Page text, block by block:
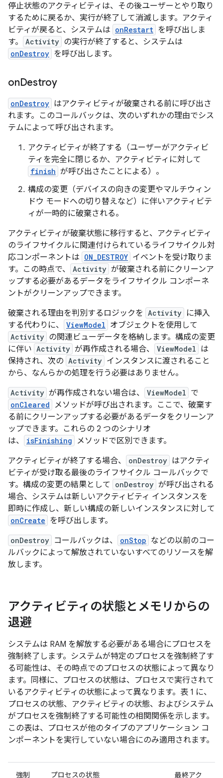
停止状態のアクティビティは、その後ユーザーとやり取り
するために戻るか、実行が終了して消滅します。アクティ
ビティが戻ると、システムは onRestart を呼び出しま
す。
Activity の実行が終了すると、システムは
onDestroy を呼び出します。
onDestroy
onDestroy はアクティビティが破棄される前に呼び出さ
れます。このコールバックは、次のいずれかの理由でシス
テムによって呼び出されます。
アクティビティが終了する（ユーザーがアクティビ
ティを完全に閉じるか、アクティビティに対して
finish が呼び出さたことによる）。
構成の変更（デバイスの向きの変更やマルチウィン
ドウ モードへの切り替えなど）に伴いアクティビテ
ィが一時的に破棄される。
アクティビティが破棄状態に移行すると、アクティビティ
のライフサイクルに関連付けられているライフサイクル対
応コンポーネントは ON_DESTROY イベントを受け取りま
す。この時点で、
Activity が破棄される前にクリーンア
ップする必要があるデータをライフサイクル コンポーネ
ントがクリーンアップできます。
破棄される理由を判別するロジックを Activity に挿入
する代わりに、
ViewModel オブジェクトを使用して
Activity の関連ビューデータを格納します。構成の変更
に伴い Activity が再作成される場合、 ViewModel は
保持され、次の Activity インスタンスに渡されること
から、なんらかの処理を行う必要はありません。
Activity が再作成されない場合は、 ViewModel で
onCleared
メソッドが呼び出されます。ここで、破棄す
る前にクリーンアップする必要があるデータをクリーンア
ップできます。これらの 2 つのシナリオ
は、
isFinishing
メソッドで区別できます。
アクティビティが終了する場合、
onDestroy はアクティ
ビティが受け取る最後のライフサイクル コールバックで
す。構成の変更の結果として
onDestroy が呼び出される
場合、システムは新しいアクティビティ インスタンスを
即時に作成し、新しい構成の新しいインスタンスに対して
onCreate を呼び出します。
onDestroy コールバックは、 onStop などの以前のコー
ルバックによって解放されていないすべてのリソースを解
放します。
アクティビティの状態とメモリからの
退避
システムは RAM を解放する必要がある場合にプロセスを
強制終了します。システムが特定のプロセスを強制終了す
る可能性は、その時点でのプロセスの状態によって異なり
ます。同様に、プロセスの状態は、プロセスで実行されて
いるアクティビティの状態によって異なります。表 1 に、
プロセスの状態、アクティビティの状態、およびシステム
がプロセスを強制終了する可能性の相関関係を示します。
この表は、プロセスが他のタイプのアプリケーション コ
ンポーネントを実行していない場合にのみ適用されます。
強制
プロセスの状態
最終アク